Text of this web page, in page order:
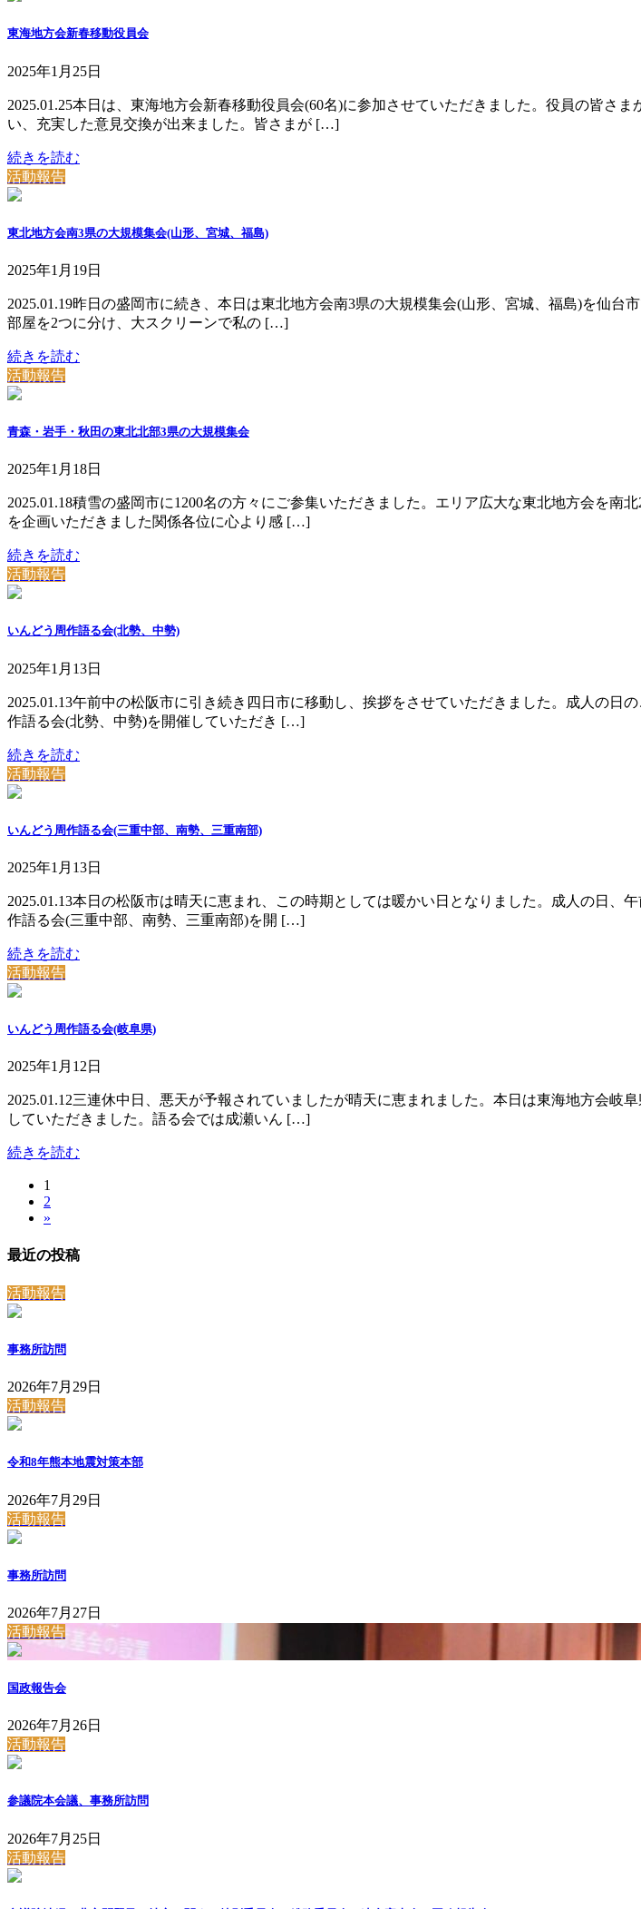
東海地方会新春移動役員会
2025年1月25日
2025.01.25本日は、東海地方会新春移動役員会(60名)に参加させていただきました。役員の皆さ
い、充実した意見交換が出来ました。皆さまが […]
続きを読む
活動報告
東北地方会南3県の大規模集会(山形、宮城、福島)
2025年1月19日
2025.01.19昨日の盛岡市に続き、本日は東北地方会南3県の大規模集会(山形、宮城、福島)を仙
部屋を2つに分け、大スクリーンで私の […]
続きを読む
活動報告
青森・岩手・秋田の東北北部3県の大規模集会
2025年1月18日
2025.01.18積雪の盛岡市に1200名の方々にご参集いただきました。エリア広大な東北地方会を
を企画いただきました関係各位に心より感 […]
続きを読む
活動報告
いんどう周作語る会(北勢、中勢)
2025年1月13日
2025.01.13午前中の松阪市に引き続き四日市に移動し、挨拶をさせていただきました。成人の
作語る会(北勢、中勢)を開催していただき […]
続きを読む
活動報告
いんどう周作語る会(三重中部、南勢、三重南部)
2025年1月13日
2025.01.13本日の松阪市は晴天に恵まれ、この時期としては暖かい日となりました。成人の日
作語る会(三重中部、南勢、三重南部)を開 […]
続きを読む
活動報告
いんどう周作語る会(岐阜県)
2025年1月12日
2025.01.12三連休中日、悪天が予報されていましたが晴天に恵まれました。本日は東海地方会
していただきました。語る会では成瀬いん […]
続きを読む
の
ー
ジ
り
固
定
ペ
ジ
1
固
定
ー
2
»
最近の投稿
活動報告
事務所訪問
2026年7月29日
活動報告
令和8年熊本地震対策本部
2026年7月29日
活動報告
事務所訪問
2026年7月27日
活動報告
国政報告会
2026年7月26日
活動報告
参議院本会議、事務所訪問
2026年7月25日
活動報告